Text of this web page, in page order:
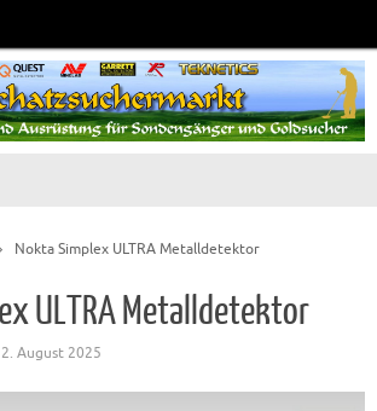
Nokta Simplex ULTRA Metalldetektor
ULTRA Metalldetektor
August 2025